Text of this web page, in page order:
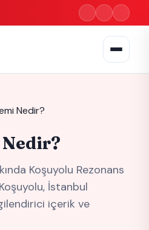
Nedir?
Koşuyolu Rezonans
İstanbul
içerik ve